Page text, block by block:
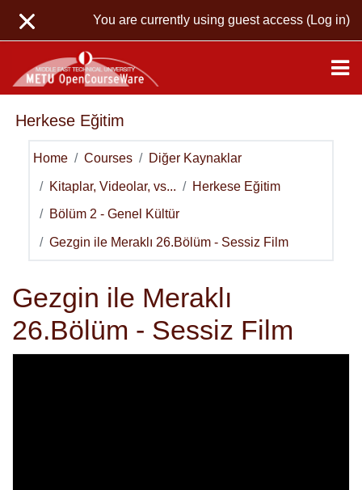
You are currently using guest access (Log in)
Herkese Eğitim
Home Courses Diğer Kaynaklar
Kitaplar, Videolar, vs... Herkese Eğitim
Bölüm 2 - Genel Kültür
Gezgin ile Meraklı 26.Bölüm - Sessiz Film
Gezgin ile Meraklı
26.Bölüm - Sessiz Film